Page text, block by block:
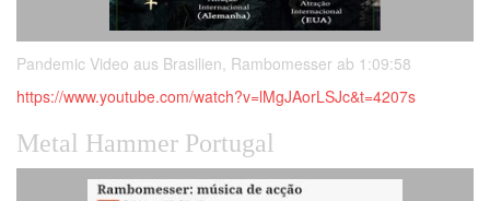
Pandemic Video aus Brasilien, Rambomesser ab 1:09:58
https://www.youtube.com/watch?v=lMgJAorLSJc&t=4207s
Metal Hammer Portugal